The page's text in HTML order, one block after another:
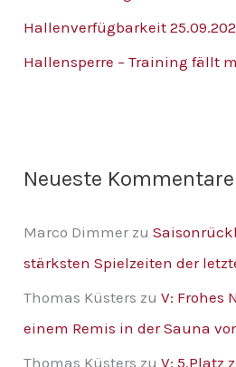
a
c
Hallenverfügbarkeit
Hallensperre – Training fällt
Neueste Kommentare
Marco Dimmer zu
stärksten Spielzeiten der
Thomas Küsters zuV: Frohes
einem Remis in der Sauna
Thomas Küsters zuV: 5.Platz